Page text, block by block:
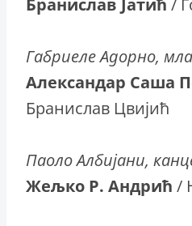
Бранислав Јатић /
Габриеле Адорно,
Александар Саша
Бранислав Цвијић
Паоло Албијани,
Жељко Р. Андрић /